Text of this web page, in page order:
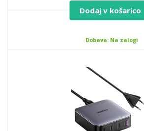
Dodaj v košarico
Dobava: Na zalogi